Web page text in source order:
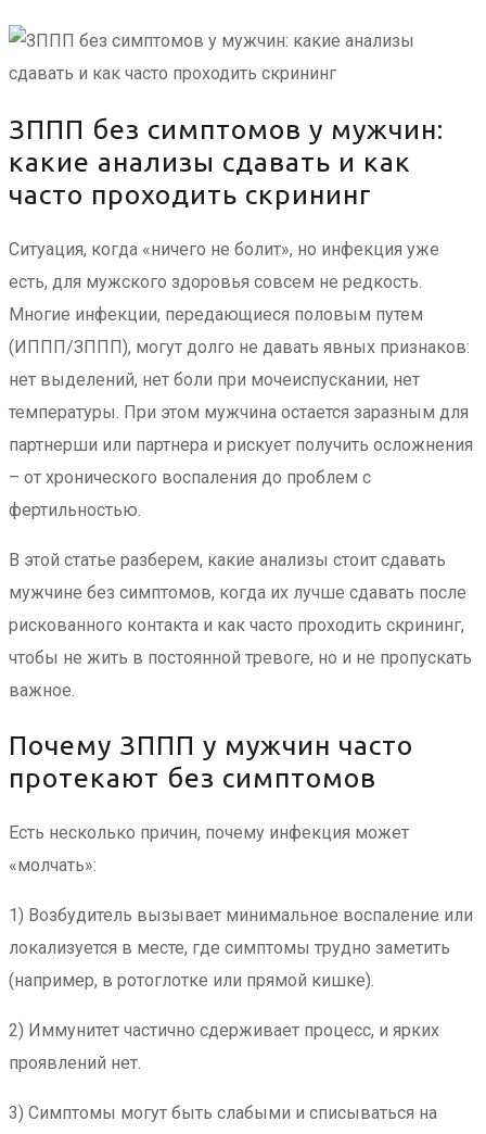
ЗППП без симптомов у мужчин:
какие анализы сдавать и как
часто проходить скрининг
Ситуация, когда «ничего не болит», но инфекция уже
есть, для мужского здоровья совсем не редкость.
Многие инфекции, передающиеся половым путем
(ИППП/ЗППП), могут долго не давать явных признаков:
нет выделений, нет боли при мочеиспускании, нет
температуры. При этом мужчина остается заразным для
партнерши или партнера и рискует получить осложнения
– от хронического воспаления до проблем с
фертильностью.
В этой статье разберем, какие анализы стоит сдавать
мужчине без симптомов, когда их лучше сдавать после
рискованного контакта и как часто проходить скрининг,
чтобы не жить в постоянной тревоге, но и не пропускать
важное.
Почему ЗППП у мужчин часто
протекают без симптомов
Есть несколько причин, почему инфекция может
«молчать»:
1) Возбудитель вызывает минимальное воспаление или
локализуется в месте, где симптомы трудно заметить
(например, в ротоглотке или прямой кишке).
2) Иммунитет частично сдерживает процесс, и ярких
проявлений нет.
3) Симптомы могут быть слабыми и списываться на